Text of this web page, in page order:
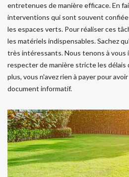
entretenues de manière efficace. En
interventions qui sont souvent
les espaces verts. Pour réaliser ces
les matériels indispensables. Sachez
très intéressants. Nous tenons à vous
respecter de manière stricte les délais
plus, vous n'avez rien à payer pour
document informatif.